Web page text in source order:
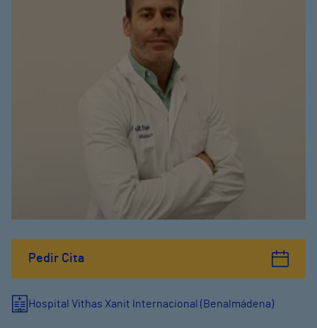
Pedir Cita
Hospital Vithas Xanit Internacional (Benalmádena)